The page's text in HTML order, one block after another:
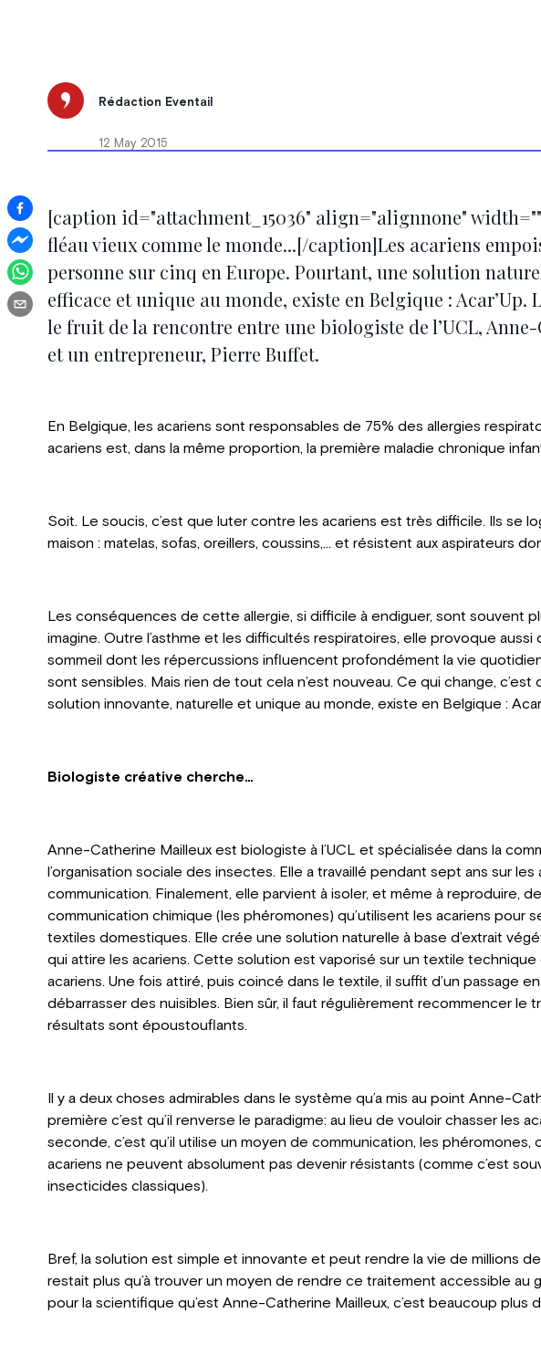
Rédaction Eventail
12 May 2015
[caption id="attachment_15036" align="alignnone"
fléau vieux comme le monde...[/caption]Les acariens
personne sur cinq en Europe. Pourtant, une solution
efficace et unique au monde, existe en Belgique : Acar’Up.
le fruit de la rencontre entre une biologiste de l’UCL,
et un entrepreneur, Pierre Buffet.
En Belgique, les acariens sont responsables de 75% des allergies
acariens est, dans la même proportion, la première maladie chronique
Soit. Le soucis, c’est que luter contre les acariens est très difficile. Ils se
maison : matelas, sofas, oreillers, coussins,... et résistent aux aspirateurs
Les conséquences de cette allergie, si difficile à endiguer, sont souvent
imagine. Outre l’asthme et les difficultés respiratoires, elle provoque aussi
sommeil dont les répercussions influencent profondément la vie
sont sensibles. Mais rien de tout cela n’est nouveau. Ce qui change, c’est
solution innovante, naturelle et unique au monde, existe en Belgique :
Biologiste créative cherche…
Anne-Catherine Mailleux est biologiste à l’UCL et spécialisée dans la
l’organisation sociale des insectes. Elle a travaillé pendant sept ans sur
communication. Finalement, elle parvient à isoler, et même à reproduire,
communication chimique (les phéromones) qu’utilisent les acariens pour
textiles domestiques. Elle crée une solution naturelle à base d’extrait
qui attire les acariens. Cette solution est vaporisé sur un textile technique
acariens. Une fois attiré, puis coincé dans le textile, il suffit d’un passage
débarrasser des nuisibles. Bien sûr, il faut régulièrement recommencer le
résultats sont époustouflants.
Il y a deux choses admirables dans le système qu’a mis au point Anne-
première c’est qu’il renverse le paradigme: au lieu de vouloir chasser les
seconde, c’est qu’il utilise un moyen de communication, les phéromones,
acariens ne peuvent absolument pas devenir résistants (comme c’est
insecticides classiques).
Bref, la solution est simple et innovante et peut rendre la vie de millions
restait plus qu’à trouver un moyen de rendre ce traitement accessible au
pour la scientifique qu’est Anne-Catherine Mailleux, c’est beaucoup plus